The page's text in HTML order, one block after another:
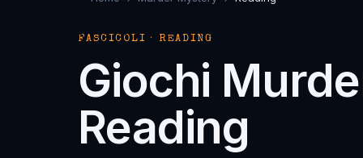
FASCICOLI · READING
Giochi
Reading